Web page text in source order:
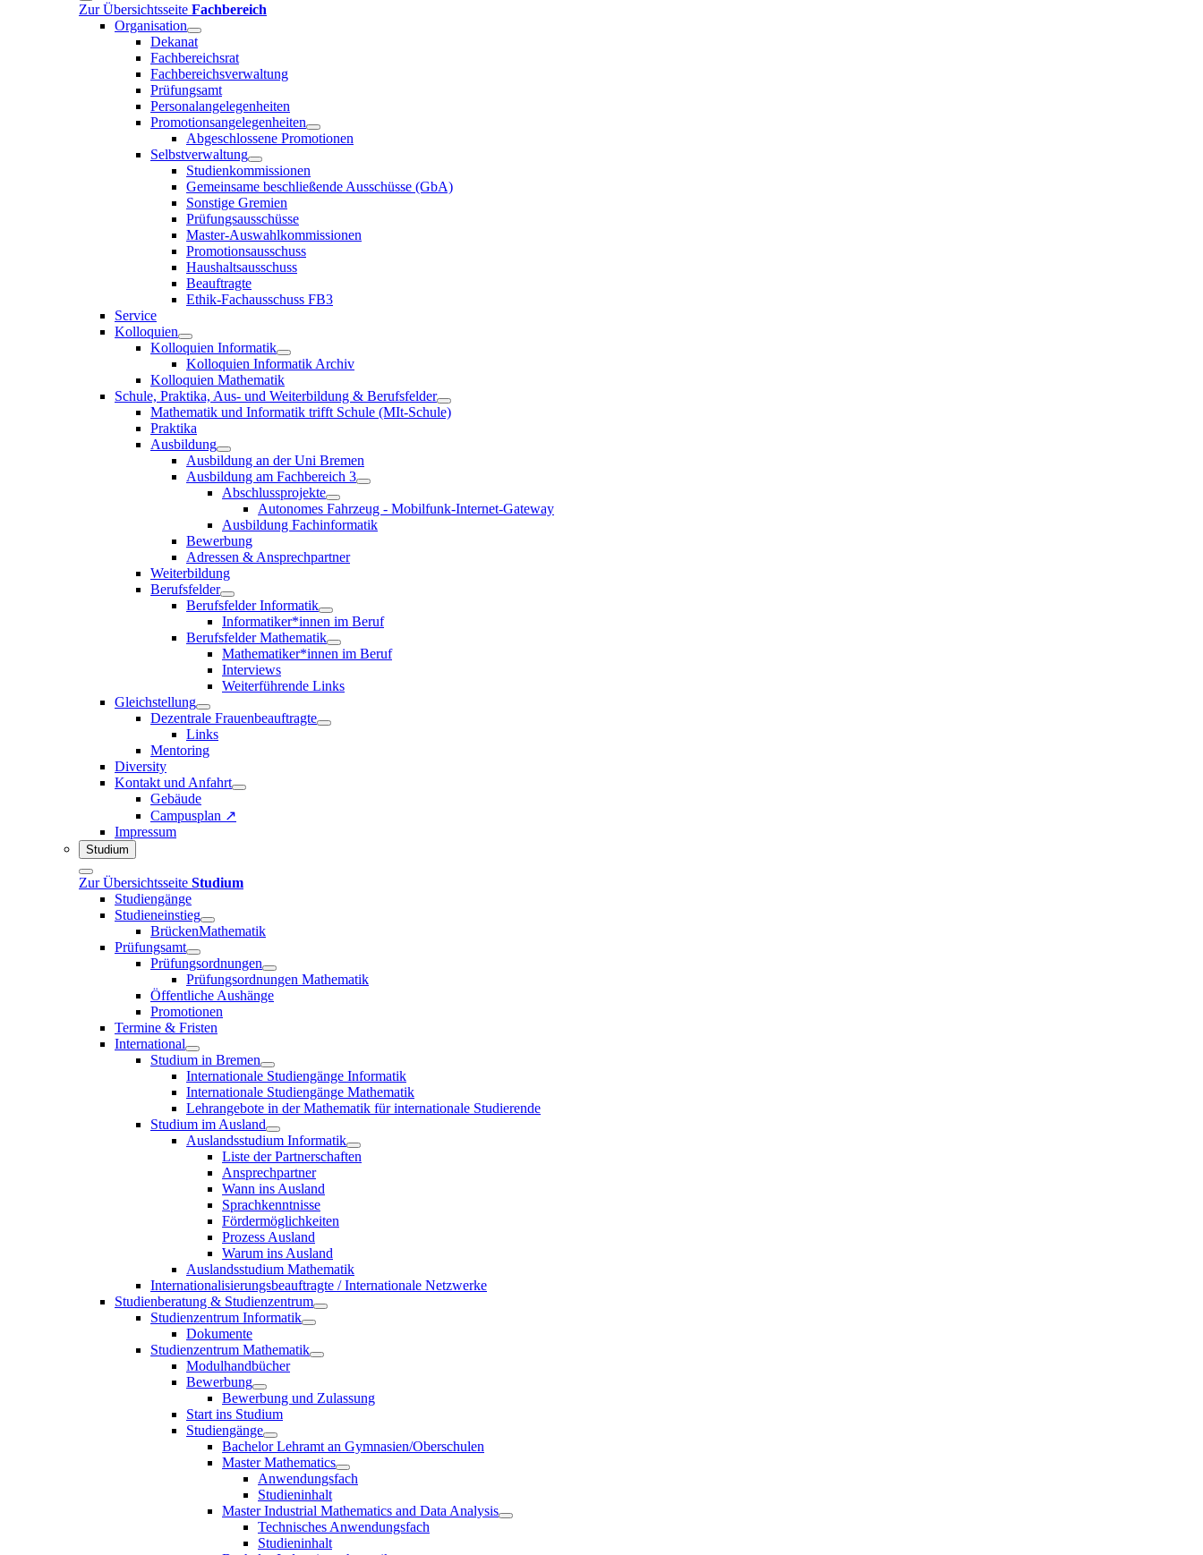
Zur Übersichtsseite Fachbereich
Organisation
Dekanat
Fachbereichsrat
Fachbereichsverwaltung
Prüfungsamt
Personalangelegenheiten
Promotionsangelegenheiten
Abgeschlossene Promotionen
Selbstverwaltung
Studienkommissionen
Gemeinsame beschließende Ausschüsse (GbA)
Sonstige Gremien
Prüfungsausschüsse
Master-Auswahlkommissionen
Promotionsausschuss
Haushaltsausschuss
Beauftragte
Ethik-Fachausschuss FB3
Service
Kolloquien
Kolloquien Informatik
Kolloquien Informatik Archiv
Kolloquien Mathematik
Schule, Praktika, Aus- und Weiterbildung & Berufsfelder
Mathematik und Informatik trifft Schule (MIt-Schule)
Praktika
Ausbildung
Ausbildung an der Uni Bremen
Ausbildung am Fachbereich 3
Abschlussprojekte
Autonomes Fahrzeug - Mobilfunk-Internet-Gateway
Ausbildung Fachinformatik
Bewerbung
Adressen & Ansprechpartner
Weiterbildung
Berufsfelder
Berufsfelder Informatik
Informatiker*innen im Beruf
Berufsfelder Mathematik
Mathematiker*innen im Beruf
Interviews
Weiterführende Links
Gleichstellung
Dezentrale Frauenbeauftragte
Links
Mentoring
Diversity
Kontakt und Anfahrt
Gebäude
Campusplan ↗
Impressum
Studium
Zur Übersichtsseite Studium
Studiengänge
Studieneinstieg
BrückenMathematik
Prüfungsamt
Prüfungsordnungen
Prüfungsordnungen Mathematik
Öffentliche Aushänge
Promotionen
Termine & Fristen
International
Studium in Bremen
Internationale Studiengänge Informatik
Internationale Studiengänge Mathematik
Lehrangebote in der Mathematik für internationale Studierende
Studium im Ausland
Auslandsstudium Informatik
Liste der Partnerschaften
Ansprechpartner
Wann ins Ausland
Sprachkenntnisse
Fördermöglichkeiten
Prozess Ausland
Warum ins Ausland
Auslandsstudium Mathematik
Internationalisierungsbeauftragte / Internationale Netzwerke
Studienberatung & Studienzentrum
Studienzentrum Informatik
Dokumente
Studienzentrum Mathematik
Modulhandbücher
Bewerbung
Bewerbung und Zulassung
Start ins Studium
Studiengänge
Bachelor Lehramt an Gymnasien/Oberschulen
Master Mathematics
Anwendungsfach
Studieninhalt
Master Industrial Mathematics and Data Analysis
Technisches Anwendungsfach
Studieninhalt